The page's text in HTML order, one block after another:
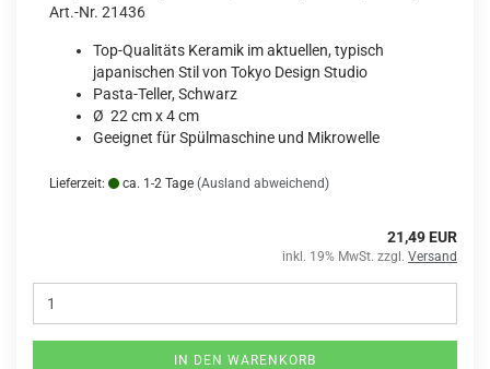
Art.-Nr. 21436
Top-Qualitäts Keramik im aktuellen, typisch
japanischen Stil von Tokyo Design Studio
Pasta-Teller, Schwarz
Ø 22 cm x 4 cm
Geeignet für Spülmaschine und Mikrowelle
Lieferzeit: ca. 1-2 Tage (Ausland abweichend)
21,49 EUR
inkl. 19% MwSt. zzgl. Versand
IN DEN WARENKORB